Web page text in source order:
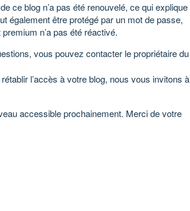
ce blog n’a pas été renouvelé, ce qui explique
également être protégé par un mot de passe,
n’a pas été réactivé.
vous pouvez contacter le propriétaire du
l’accès à votre blog, nous vous invitons à
accessible prochainement. Merci de votre